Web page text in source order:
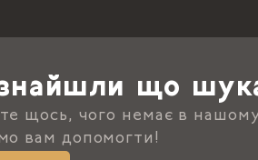
що
щось, чого немає в
вам допомогти!